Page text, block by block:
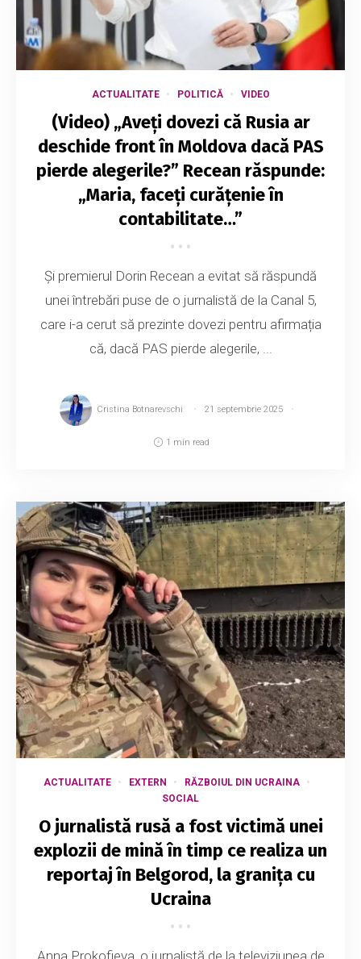
ACTUALITATE POLITICĂ VIDEO
(Video) „Aveți dovezi că Rusia ar
deschide front în Moldova dacă PAS
pierde alegerile?” Recean răspunde:
„Maria, faceți curățenie în
contabilitate…”
Și premierul Dorin Recean a evitat să răspundă
unei întrebări puse de o jurnalistă de la Canal 5,
care i-a cerut să prezinte dovezi pentru afirmația
că, dacă PAS pierde alegerile, ...
Cristina Botnarevschi 21 septembrie 2025
1 min read
ACTUALITATE EXTERN
RĂZBOIUL DIN UCRAINA
SOCIAL
O jurnalistă rusă a fost victimă unei
explozii de mină în timp ce realiza un
reportaj în Belgorod, la granița cu
Ucraina
Anna Prokofieva, o jurnalistă de la televiziunea de